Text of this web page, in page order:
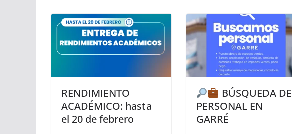
RENDIMIENTO
ACADÉMICO: hasta
el 20 de febrero
BÚSQUEDA DE
PERSONAL EN
GARRÉ